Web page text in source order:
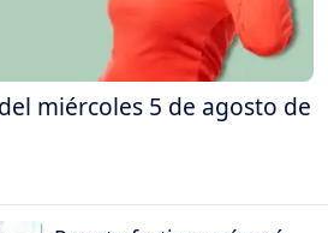
miércoles 5 de agosto de